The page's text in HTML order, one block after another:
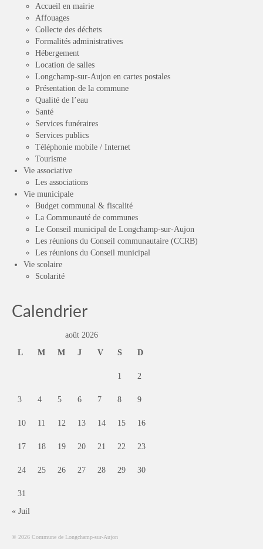
Accueil en mairie
Affouages
Collecte des déchets
Formalités administratives
Hébergement
Location de salles
Longchamp-sur-Aujon en cartes postales
Présentation de la commune
Qualité de l’eau
Santé
Services funéraires
Services publics
Téléphonie mobile / Internet
Tourisme
Vie associative
Les associations
Vie municipale
Budget communal & fiscalité
La Communauté de communes
Le Conseil municipal de Longchamp-sur-Aujon
Les réunions du Conseil communautaire (CCRB)
Les réunions du Conseil municipal
Vie scolaire
Scolarité
Calendrier
août 2026
L
M M J V S D
1 2
3 4 5 6 7 8 9
10 11 12 13 14 15 16
17 18 19 20 21 22 23
24 25 26 27 28 29 30
31
« Juil
© 2026 Commune de Longchamp-sur-Aujon